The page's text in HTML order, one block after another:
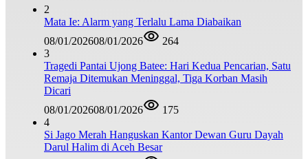
2
Mata Ie: Alarm yang Terlalu Lama Diabaikan
08/01/202608/01/2026
264
3
Tragedi Pantai Ujong Batee: Hari Kedua Pencarian, Satu
Remaja Ditemukan Meninggal, Tiga Korban Masih
Dicari
08/01/202608/01/2026
175
4
Si Jago Merah Hanguskan Kantor Dewan Guru Dayah
Darul Halim di Aceh Besar